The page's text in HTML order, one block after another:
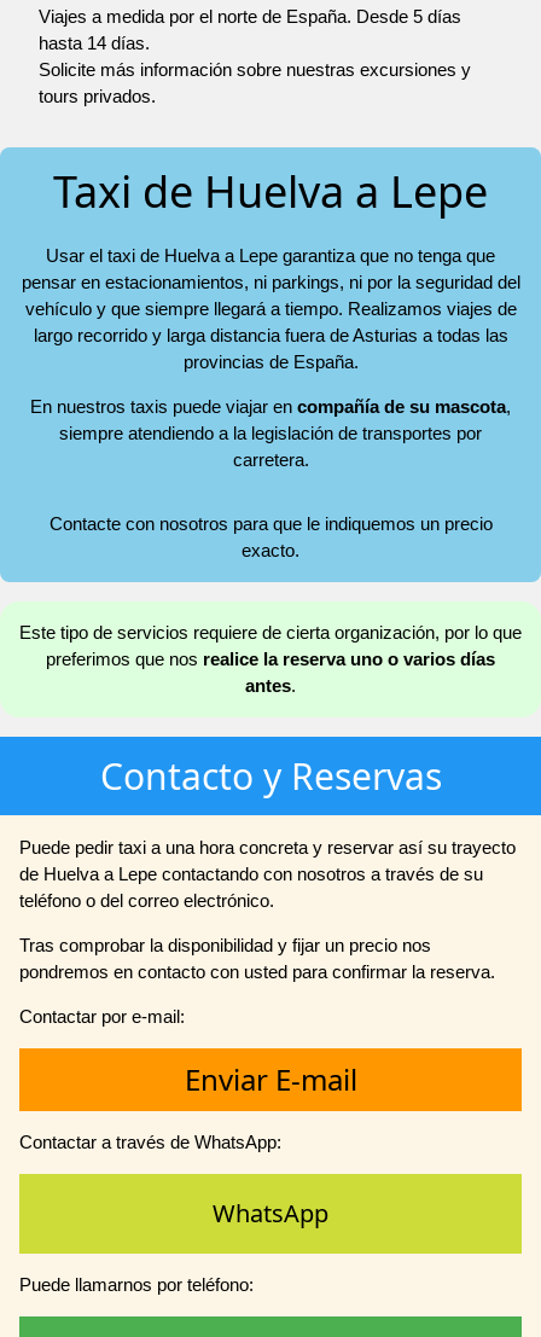
Viajes a medida por el norte de España. Desde 5 días
hasta 14 días.
Solicite más información sobre nuestras excursiones y
tours privados.
Taxi de Huelva a Lepe
Usar el taxi de Huelva a Lepe garantiza que no tenga que
pensar en estacionamientos, ni parkings, ni por la seguridad del
vehículo y que siempre llegará a tiempo. Realizamos viajes de
largo recorrido y larga distancia fuera de Asturias a todas las
provincias de España.
En nuestros taxis puede viajar en compañía de su mascota,
siempre atendiendo a la legislación de transportes por
carretera.
Contacte con nosotros para que le indiquemos un precio
exacto.
Este tipo de servicios requiere de cierta organización, por lo que
preferimos que nos realice la reserva uno o varios días
antes.
Contacto y Reservas
Puede pedir taxi a una hora concreta y reservar así su trayecto
de Huelva a Lepe contactando con nosotros a través de su
teléfono o del correo electrónico.
Tras comprobar la disponibilidad y fijar un precio nos
pondremos en contacto con usted para confirmar la reserva.
Contactar por e-mail:
Enviar E-mail
Contactar a través de WhatsApp:
WhatsApp
Puede llamarnos por teléfono: